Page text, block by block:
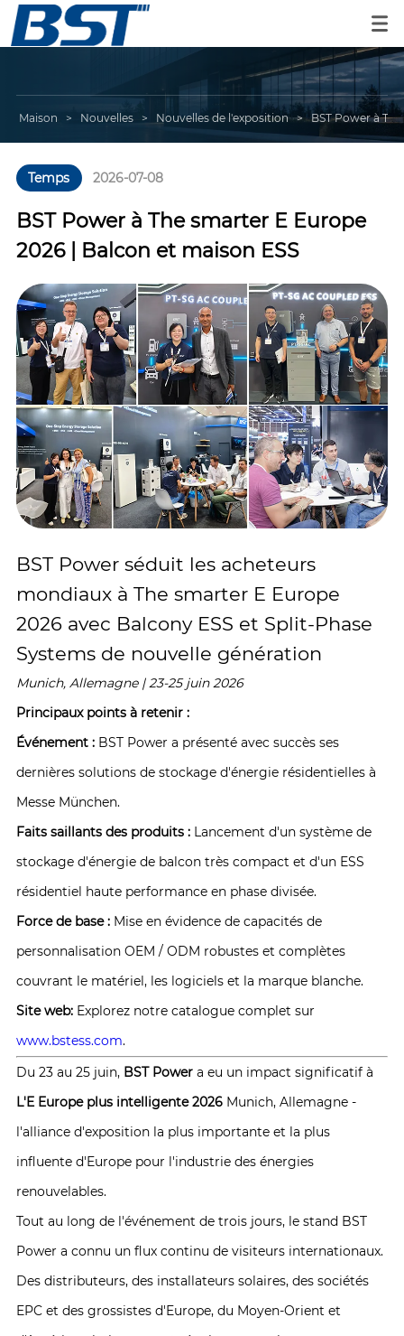
Maison > Nouvelles > Nouvelles de l'exposition > BST Power à
Temps 2026-07-08
BST Power à The smarter E Europe
2026 | Balcon et maison ESS
BST Power séduit les acheteurs
mondiaux à The smarter E Europe
2026 avec Balcony ESS et Split-Phase
Systems de nouvelle génération
Munich, Allemagne | 23-25 juin 2026
Principaux points à retenir :
Événement : BST Power a présenté avec succès ses
dernières solutions de stockage d'énergie résidentielles à
Messe München.
Faits saillants des produits : Lancement d'un système de
stockage d'énergie de balcon très compact et d'un ESS
résidentiel haute performance en phase divisée.
Force de base : Mise en évidence de capacités de
personnalisation OEM / ODM robustes et complètes
couvrant le matériel, les logiciels et la marque blanche.
Site web: Explorez notre catalogue complet sur
www.bstess.com.
Du 23 au 25 juin, BST Power a eu un impact significatif à
L'E Europe plus intelligente 2026 Munich, Allemagne -
l'alliance d'exposition la plus importante et la plus
influente d'Europe pour l'industrie des énergies
renouvelables.
Tout au long de l'événement de trois jours, le stand BST
Power a connu un flux continu de visiteurs internationaux.
Des distributeurs, des installateurs solaires, des sociétés
EPC et des grossistes d'Europe, du Moyen-Orient et